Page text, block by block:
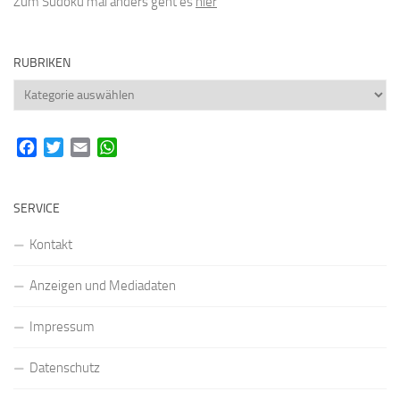
RUBRIKEN
Rubriken
FacebookTwitterEmail
SERVICE
Kontakt
Anzeigen und Mediadaten
Impressum
Datenschutz